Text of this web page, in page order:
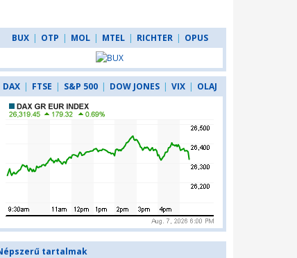
BUX | OTP | MOL | MTEL | RICHTER | OPUS
DAX | FTSE | S&P 500 | DOW JONES | VIX | OLAJ
tartalmak